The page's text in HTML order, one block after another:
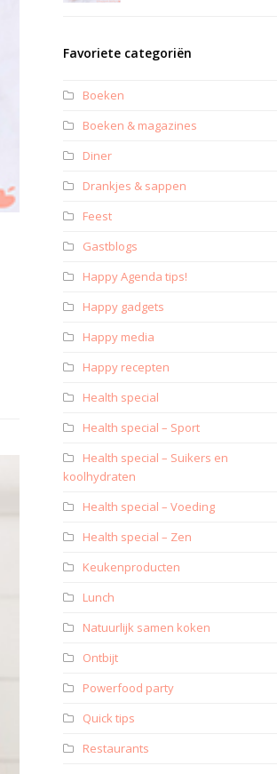
Favoriete categoriën
Boeken
Boeken & magazines
Diner
Drankjes & sappen
Feest
Gastblogs
Happy Agenda tips!
Happy gadgets
Happy media
Happy recepten
Health special
Health special – Sport
Health special – Suikers en
koolhydraten
Health special – Voeding
Health special – Zen
Keukenproducten
Lunch
Natuurlijk samen koken
Ontbijt
Powerfood party
Quick tips
Restaurants